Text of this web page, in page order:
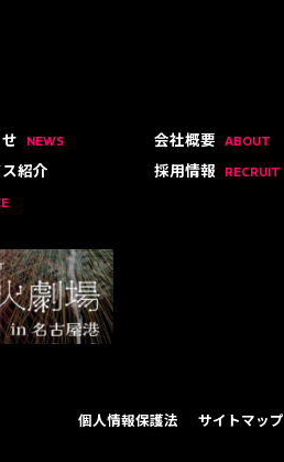
NEWS 会社概要 ABOUT
紹介 採用情報 RECRUIT
個人情報保護法 サイトマップ